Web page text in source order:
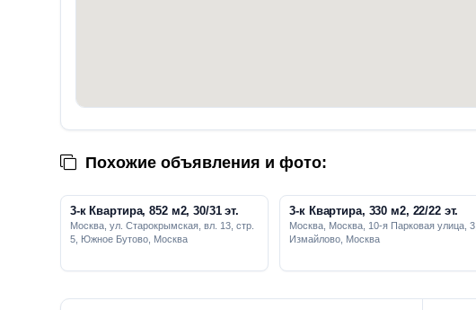
Похожие объявления и фото:
3-к Квартира, 852 м2, 30/31 эт.
Москва, ул. Старокрымская, вл. 13, стр.
5, Южное Бутово, Москва
3-к Квартира, 330 м2, 22/22 эт.
Москва, Москва, 10-я Парковая улица, 3,
Измайлово, Москва